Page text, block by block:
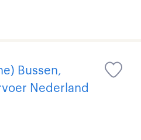
Bussen,
Nederland